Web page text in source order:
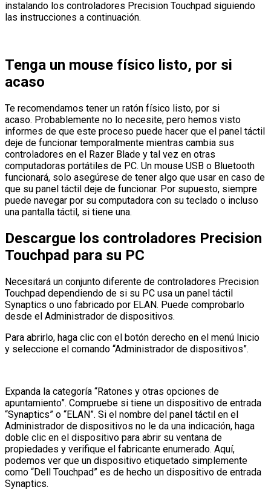
instalando los controladores Precision Touchpad siguiendo
las instrucciones a continuación.
Tenga un mouse físico listo, por si
acaso
Te recomendamos tener un ratón físico listo, por si
acaso. Probablemente no lo necesite, pero hemos visto
informes de que este proceso puede hacer que el panel táctil
deje de funcionar temporalmente mientras cambia sus
controladores en el Razer Blade y tal vez en otras
computadoras portátiles de PC. Un mouse USB o Bluetooth
funcionará, solo asegúrese de tener algo que usar en caso de
que su panel táctil deje de funcionar. Por supuesto, siempre
puede navegar por su computadora con su teclado o incluso
una pantalla táctil, si tiene una.
Descargue los controladores Precision
Touchpad para su PC
Necesitará un conjunto diferente de controladores Precision
Touchpad dependiendo de si su PC usa un panel táctil
Synaptics o uno fabricado por ELAN. Puede comprobarlo
desde el Administrador de dispositivos.
Para abrirlo, haga clic con el botón derecho en el menú Inicio
y seleccione el comando “Administrador de dispositivos”.
Expanda la categoría “Ratones y otras opciones de
apuntamiento”. Compruebe si tiene un dispositivo de entrada
“Synaptics” o “ELAN”. Si el nombre del panel táctil en el
Administrador de dispositivos no le da una indicación, haga
doble clic en el dispositivo para abrir su ventana de
propiedades y verifique el fabricante enumerado. Aquí,
podemos ver que un dispositivo etiquetado simplemente
como “Dell Touchpad” es de hecho un dispositivo de entrada
Synaptics.